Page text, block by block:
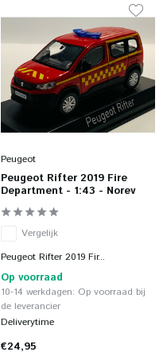
Peugeot
Peugeot Rifter 2019 Fire
Department - 1:43 - Norev
Vergelijk
Peugeot Rifter 2019 Fir...
Op voorraad
10-14 werkdagen: Op voorraad bij
de leverancier
Deliverytime
€24,95